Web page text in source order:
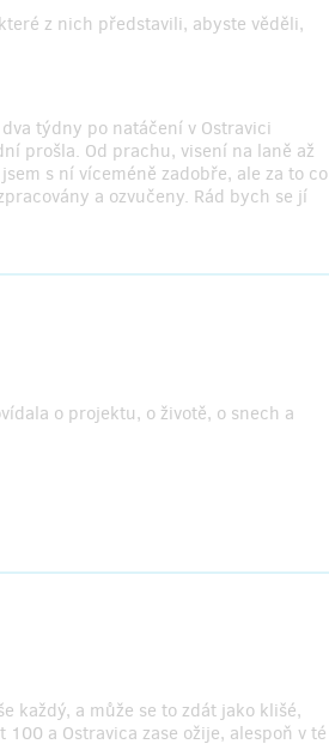
z nich představili, abyste věděli,
týdny po natáčení v Ostravici
prošla. Od prachu, visení na laně až
s ní víceméně zadobře, ale za to co
a ozvučeny. Rád bych se jí
o projektu, o životě, o snech a
každý, a může se to zdát jako klišé,
a Ostravica zase ožije, alespoň v té